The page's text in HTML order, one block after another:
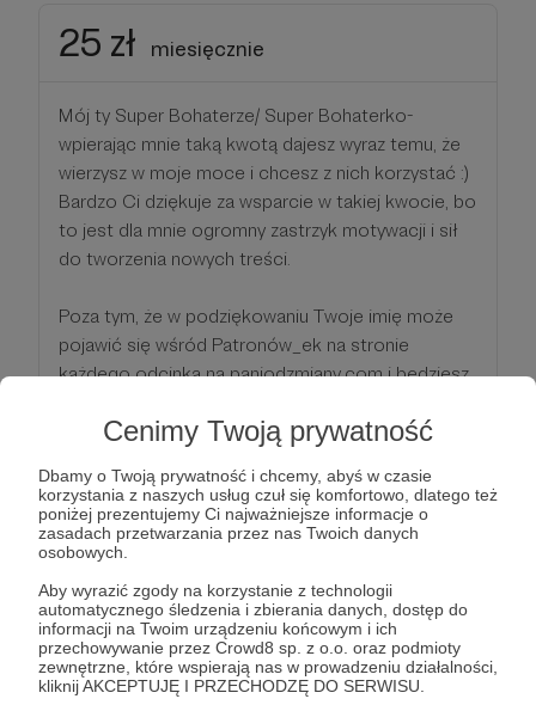
Cenimy Twoją prywatność
Dbamy o Twoją prywatność i chcemy, abyś w czasie
korzystania z naszych usług czuł się komfortowo, dlatego też
poniżej prezentujemy Ci najważniejsze informacje o
zasadach przetwarzania przez nas Twoich danych
osobowych.
Aby wyrazić zgody na korzystanie z technologii
automatycznego śledzenia i zbierania danych, dostęp do
informacji na Twoim urządzeniu końcowym i ich
przechowywanie przez Crowd8 sp. z o.o. oraz podmioty
zewnętrzne, które wspierają nas w prowadzeniu działalności,
kliknij AKCEPTUJĘ I PRZECHODZĘ DO SERWISU.
25 zł miesięcznie
Mój ty Super Bohaterze/ Super Bohaterko-
wpierając mnie taką kwotą dajesz wyraz temu, że
wierzysz w moje moce i chcesz z nich korzystać :)
Bardzo Ci dziękuje za wsparcie w takiej kwocie, bo
to jest dla mnie ogromny zastrzyk motywacji i sił
do tworzenia nowych treści.
Poza tym, że w podziękowaniu Twoje imię może
pojawić się wśród Patronów_ek na stronie
każdego odcinka na paniodzmiany.com i będziesz
jeszcze coś.
UWAGA - dostęp do tajnej grupy na FB, gdzie
będę zamieszczała niepublikowane gdzieś indziej
treści - gotowe ćwiczenia, opisy metod, polecane
wzbogacą Twoją pracę nad zmianą, której dla
siebie chcesz.
Nigdzie nie dostaniesz tyle inspiracji w jednym